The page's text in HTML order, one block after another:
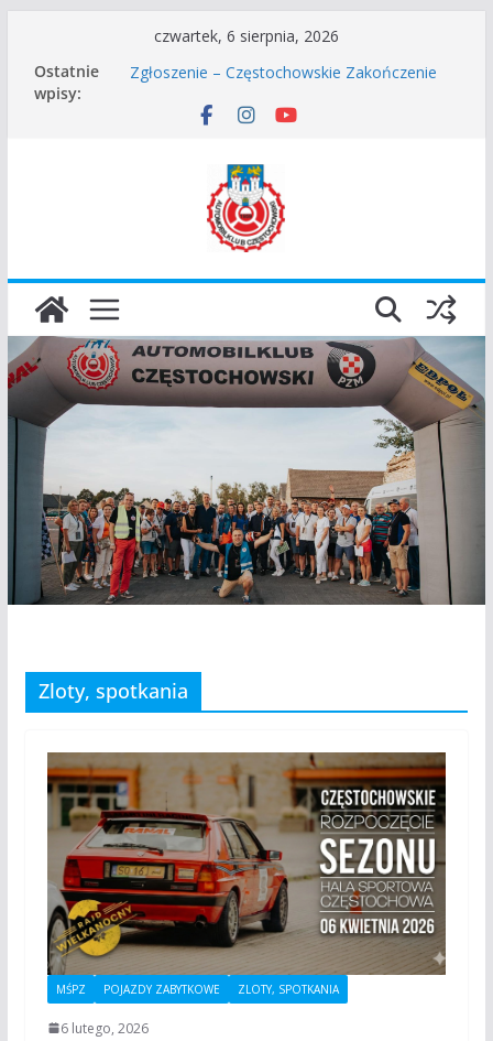
treści
czwartek, 6 sierpnia, 2026
Ostatnie
wpisy:
Częstochowskie Rozpoczęcie Sezonu 2026
Sezonu 2025
VROOOM Classic Race Event 2026
I Gliwicki Classic Sprint o Puchar Prezydenta
Miasta Gliwice
Zloty, spotkania
MŚPZ POJAZDY ZABYTKOWE ZLOTY, SPOTKANIA
6 lutego, 2026